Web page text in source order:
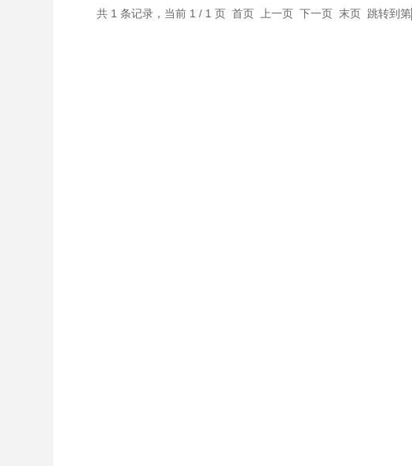
共 1 条记录，当前 1 / 1 页 首页 上一页 下一页 末页 跳转到第